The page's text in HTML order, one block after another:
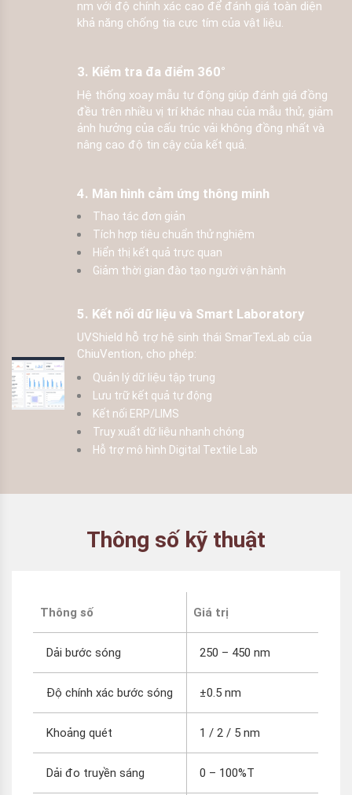
nm với độ chính xác cao để đánh giá toàn diện
khả năng chống tia cực tím của vật liệu.
3. Kiểm tra đa điểm 360°
Hệ thống xoay mẫu tự động giúp đánh giá đồng
đều trên nhiều vị trí khác nhau của mẫu thử, giảm
ảnh hưởng của cấu trúc vải không đồng nhất và
nâng cao độ tin cậy của kết quả.
4. Màn hình cảm ứng thông minh
Thao tác đơn giản
Tích hợp tiêu chuẩn thử nghiệm
Hiển thị kết quả trực quan
Giảm thời gian đào tạo người vận hành
5. Kết nối dữ liệu và Smart Laboratory
UVShield hỗ trợ hệ sinh thái SmarTexLab của
ChiuVention, cho phép:
Quản lý dữ liệu tập trung
Lưu trữ kết quả tự động
Kết nối ERP/LIMS
Truy xuất dữ liệu nhanh chóng
Hỗ trợ mô hình Digital Textile Lab
Thông số kỹ thuật
Thông số Giá trị
Dải bước sóng 250 – 450 nm
Độ chính xác bước sóng ±0.5 nm
Khoảng quét 1 / 2 / 5 nm
Dải đo truyền sáng 0 – 100%T